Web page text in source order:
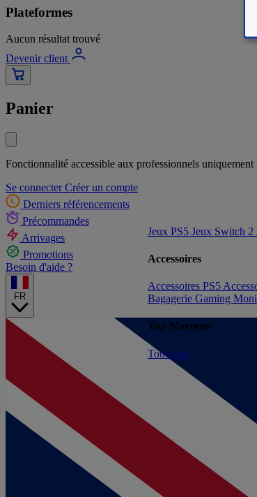
Plateformes
Aucun résultat trouvé
Devenir client
Panier
Fonctionnalité accessible aux professionnels
Se connecter Créer un compte
Derniers référencements
Précommandes
Arrivages
Promotions
Besoin d'aide ?
FR
Jeux PS5 Jeux Switch 2
Accessoires
Accessoires PS5
Bagagerie Gaming
Top Marques
Tout voir